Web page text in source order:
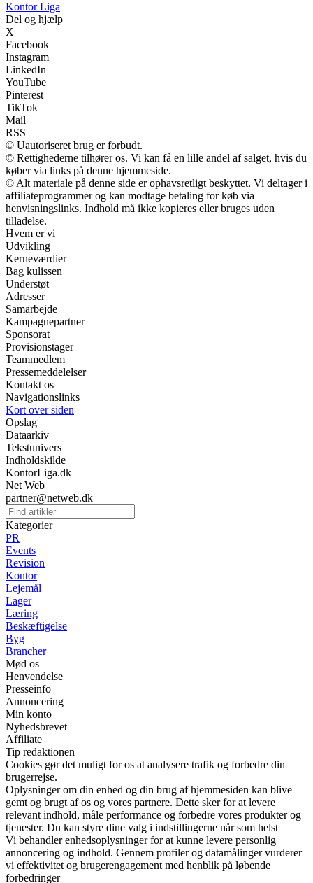
KontorLiga
Del og hjælp
X
Facebook
Instagram
LinkedIn
YouTube
Pinterest
TikTok
Mail
RSS
© Uautoriseret brug er forbudt.
© Rettighederne tilhører os. Vi kan få en lille andel af salget, hvis du
køber via links på denne hjemmeside.
© Alt materiale på denne side er ophavsretligt beskyttet. Vi deltager i
affiliateprogrammer og kan modtage betaling for køb via
henvisningslinks. Indhold må ikke kopieres eller bruges uden
tilladelse.
Hvem er vi
Udvikling
Kerneværdier
Bag kulissen
Understøt
Adresser
Samarbejde
Kampagnepartner
Sponsorat
Provisionstager
Teammedlem
Pressemeddelelser
Kontakt os
Navigationslinks
Kort over siden
Opslag
Dataarkiv
Tekstunivers
Indholdskilde
KontorLiga.dk
Net Web
partner@netweb.dk
Kategorier
PR
Events
Revision
Kontor
Lejemål
Lager
Læring
Beskæftigelse
Byg
Brancher
Mød os
Henvendelse
Presseinfo
Annoncering
Min konto
Nyhedsbrevet
Affiliate
Tip redaktionen
Cookies gør det muligt for os at analysere trafik og forbedre din
brugerrejse.
Oplysninger om din enhed og din brug af hjemmesiden kan blive
gemt og brugt af os og vores partnere. Dette sker for at levere
relevant indhold, måle performance og forbedre vores produkter og
tjenester. Du kan styre dine valg i indstillingerne når som helst
Vi behandler enhedsoplysninger for at kunne levere personlig
annoncering og indhold. Gennem profiler og datamålinger vurderer
vi effektivitet og brugerengagement med henblik på løbende
forbedringer